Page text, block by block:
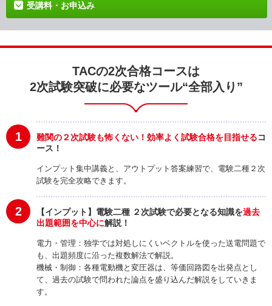
受講料・お申込み
TACの2次合格コースは
2次試験突破に必要なツール“全部入り”
1 難関の２次試験も怖くない！ 効率よく試験合格を目指せるコ
ース！
インプット集中講義と、アウトプット答案練習で、電験二種２次
試験を完全攻略できます。
2 【インプット】電験二種 ２次試験で必要となる知識を過去
出題範囲を中心に解説！
電力・管理：独学では対処しにくいベクトルを使った送電問題で
も、出題頻度に沿った複数解法で解説。
機械・制御：各種電動機と変圧器は、等価回路図を出発点とし
て、過去の試験で問われた論点を盛り込んだ解説をしていきま
す。